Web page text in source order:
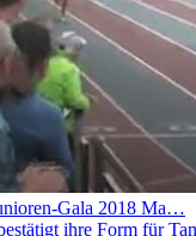
Gala 2018 Ma…
ihre Form für